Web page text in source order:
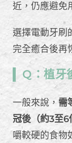
近，仍應避免
選擇電動牙刷
完全癒合後再
Q：植牙
一般來說， 需
冠後（約3至6
嚼較硬的食物